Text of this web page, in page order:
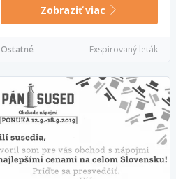
Zobraziť viac
Ostatné Exspirovaný leták